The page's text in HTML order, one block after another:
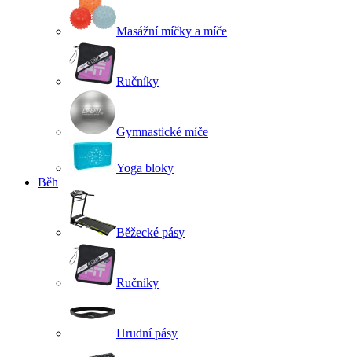
Masážní míčky a míče
Ručníky
Gymnastické míče
Yoga bloky
Běh
Běžecké pásy
Ručníky
Hrudní pásy